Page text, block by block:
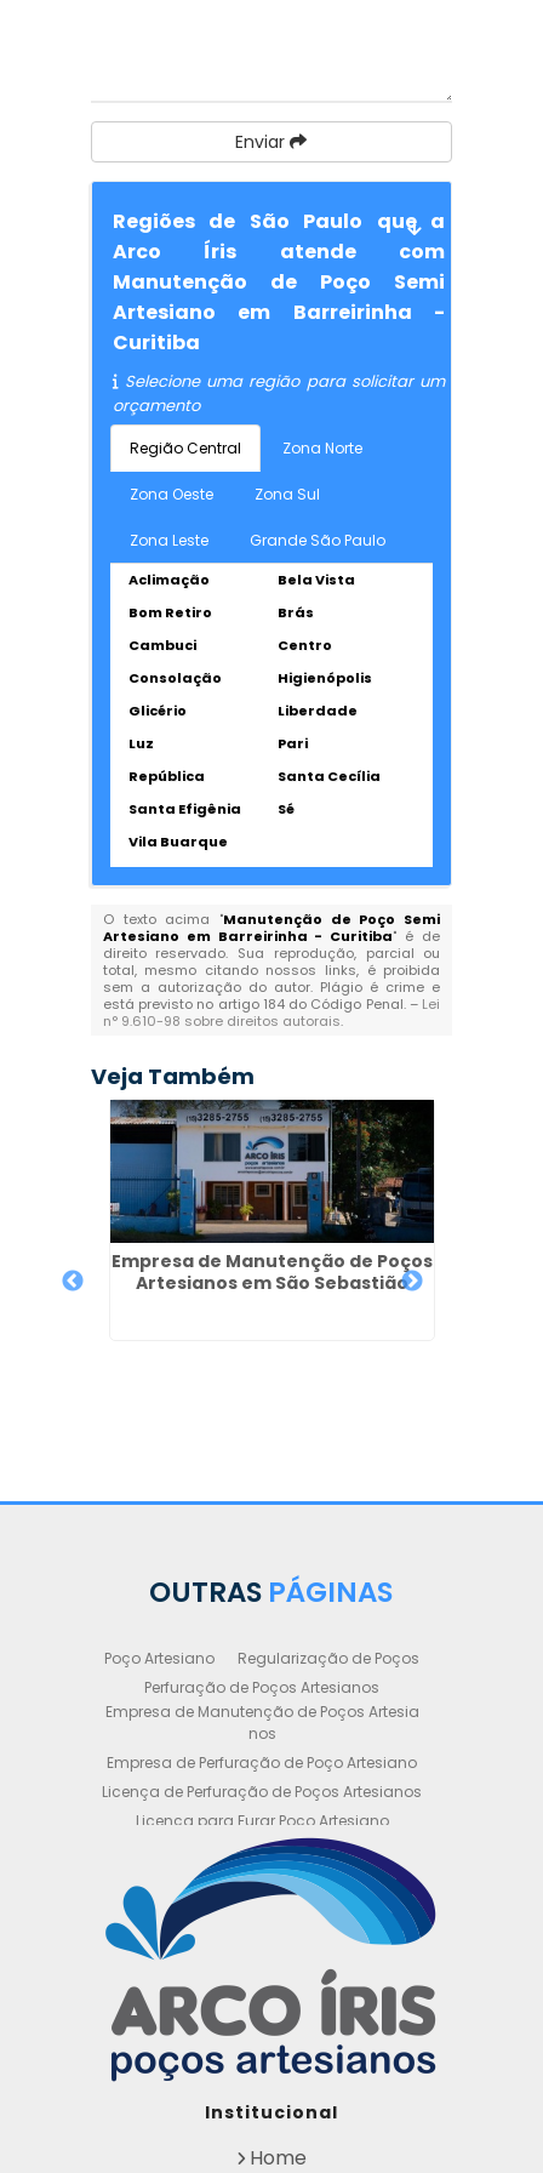
Enviar
Regiões de São Paulo que a
Arco Íris atende com
Manutenção de Poço Semi
Artesiano em Barreirinha -
Curitiba
Selecione uma região para solicitar um
orçamento
Região Central Zona Norte
Zona Oeste Zona Sul
Zona Leste Grande São Paulo
Aclimação
Bela Vista
Bom Retiro
Brás
Cambuci
Centro
Consolação
Higienópolis
Glicério
Liberdade
Luz
Pari
República
Santa Cecília
Santa Efigênia
Sé
Vila Buarque
O texto acima "Manutenção de Poço Semi
Artesiano em Barreirinha - Curitiba" é de
direito reservado. Sua reprodução, parcial ou
total, mesmo citando nossos links, é proibida
sem a autorização do autor. Plágio é crime e
está previsto no artigo 184 do Código Penal. – Lei
n° 9.610-98 sobre direitos autorais.
Veja Também
Empresa de Manutenção de Poços
Artesianos em São Sebastião
OUTRAS PÁGINAS
Poço Artesiano
Regularização de Poços
Perfuração de Poços Artesianos
Empresa de Manutenção de Poços Artesia
nos
Empresa de Perfuração de Poço Artesiano
Licença de Perfuração de Poços Artesianos
Licença para Furar Poço Artesiano
Licença para Perfuração de Poço Artesiano
Licença para Poço Semi Artesiano
Manutenção de Poço Semi Artesiano
Manutenção Preventiva de Poços Artesiano
Obtenha sua Licença de Perfuração de Poç
o Artesiano
Orçamento de Poço Semi Artesiano
Orçamento para Perfuração de Poço Artesi
ano
Outorga DAEE para Poço Artesiano
cos
Institucional
Home